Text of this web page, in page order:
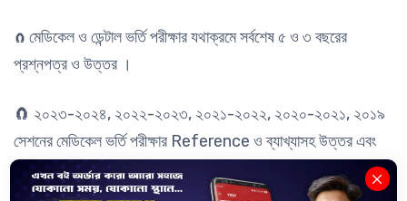
🧲 মেডিকেল ও ডেন্টাল ভর্তি পরীক্ষার যথাক্রমে সর্বশেষ ৫ ও ৩ বছরের
প্রশ্নপত্র ও উত্তর ।
🧲 ২০২৩-২০২৪, ২০২২-২০২৩, ২০২১-২০২২, ২০২০-২০২১, ২০১৯
সেশনের মেডিকেল ভর্তি পরীক্ষার Reference ও ব্যাখ্যাসহ উত্তর এবং
Question Postmortem.